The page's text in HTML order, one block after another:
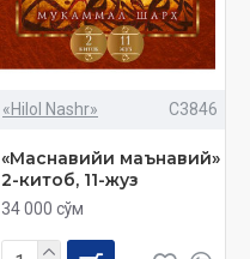
«Hilol Nashr» C3846
«Маснавийи маънавий»
2-китоб, 11-жуз
34 000 сўм